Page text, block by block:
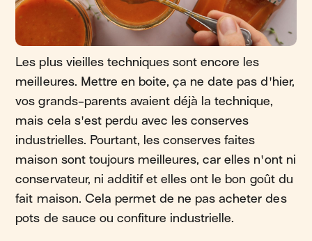
Les plus vieilles techniques sont encore les
meilleures. Mettre en boite, ça ne date pas d'hier,
vos grands-parents avaient déjà la technique,
mais cela s'est perdu avec les conserves
industrielles. Pourtant, les conserves faites
maison sont toujours meilleures, car elles n'ont ni
conservateur, ni additif et elles ont le bon goût du
fait maison. Cela permet de ne pas acheter des
pots de sauce ou confiture industrielle.